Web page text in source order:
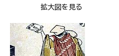
拡大図を見る